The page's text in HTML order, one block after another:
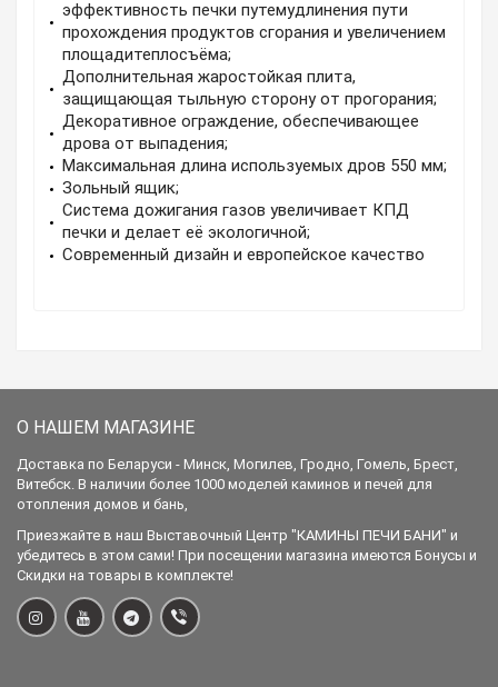
эффективность печки путемудлинения пути
прохождения продуктов сгорания и увеличением
площадитеплосъёма;
Дополнительная жаростойкая плита,
защищающая тыльную сторону от прогорания;
Декоративное ограждение, обеспечивающее
дрова от выпадения;
Максимальная длина используемых дров 550 мм;
Зольный ящик;
Система дожигания газов увеличивает КПД
печки и делает её экологичной;
Современный дизайн и европейское качество
О НАШЕМ МАГАЗИНЕ
Доставка по Беларуси - Минск, Могилев, Гродно, Гомель, Брест,
Витебск. В наличии более 1000 моделей каминов и печей для
отопления домов и бань,
Приезжайте в наш Выставочный Центр "КАМИНЫ ПЕЧИ БАНИ" и
убедитесь в этом сами! При посещении магазина имеются Бонусы и
Скидки на товары в комплекте!